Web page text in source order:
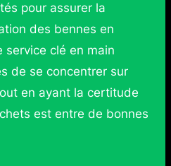
pour assurer la
des bennes en
service clé en main
de se concentrer sur
en ayant la certitude
est entre de bonnes